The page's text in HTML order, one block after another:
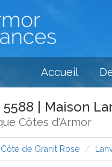
Accueil
5588 | Maison
Côtes d'Armor
Côte de Granit Rose